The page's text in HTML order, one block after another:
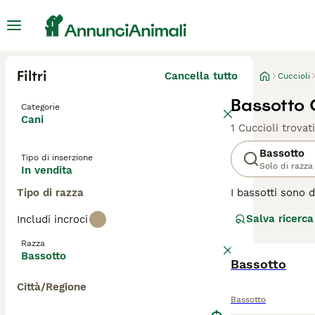
Filtri Cancella tutto
Categorie
Cani
Tipo di inserzione
In vendita
Tipo di razza
Includi incroci
Razza
Bassotto
Città/Regione
Cuccioli
Bassotto
1 Cuccioli trovati
Bassotto
Solo di razza
I bassotti sono
razza ha
della giornata. I
Salva ricerca
Bassotto
Bassotto